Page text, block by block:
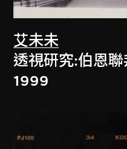
艾未未
透視研究:伯恩
1999